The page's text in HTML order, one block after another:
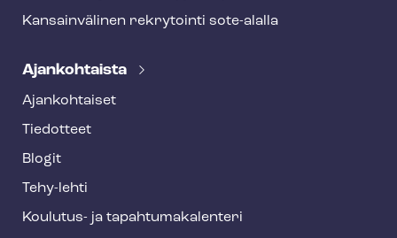
Kansainvälinen rekrytointi sote-alalla
Ajankohtaista
Ajankohtaiset
Tiedotteet
Blogit
Tehy-lehti
Koulutus- ja ta­pah­tu­ma­ka­len­te­ri